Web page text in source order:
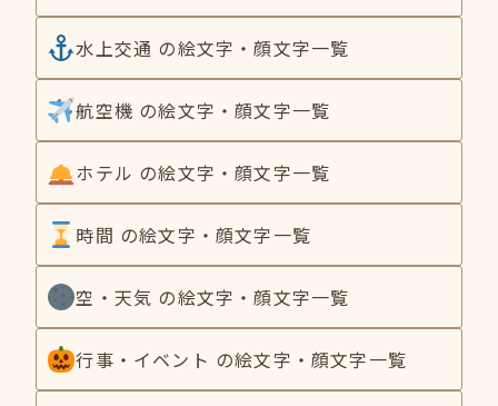
水上交通 の絵文字・顔文字一覧
航空機 の絵文字・顔文字一覧
ホテル の絵文字・顔文字一覧
時間 の絵文字・顔文字一覧
空・天気 の絵文字・顔文字一覧
行事・イベント の絵文字・顔文字一覧